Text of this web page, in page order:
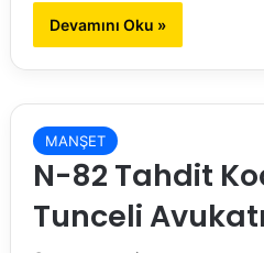
Devamını Oku »
MANŞET
N-82 Tahdit
Tunceli